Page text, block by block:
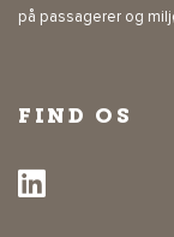
på passagerer og
FIND OS